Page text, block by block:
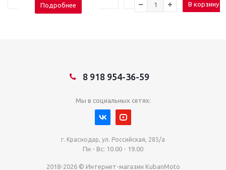
Подробнее В корзину
8 918 954-36-59
Мы в социальных сетях:
г. Краснодар, ул. Российская, 285/а
Пн - Вс: 10.00 - 19.00
2018-2026 © Интернет-магазин KubanMoto